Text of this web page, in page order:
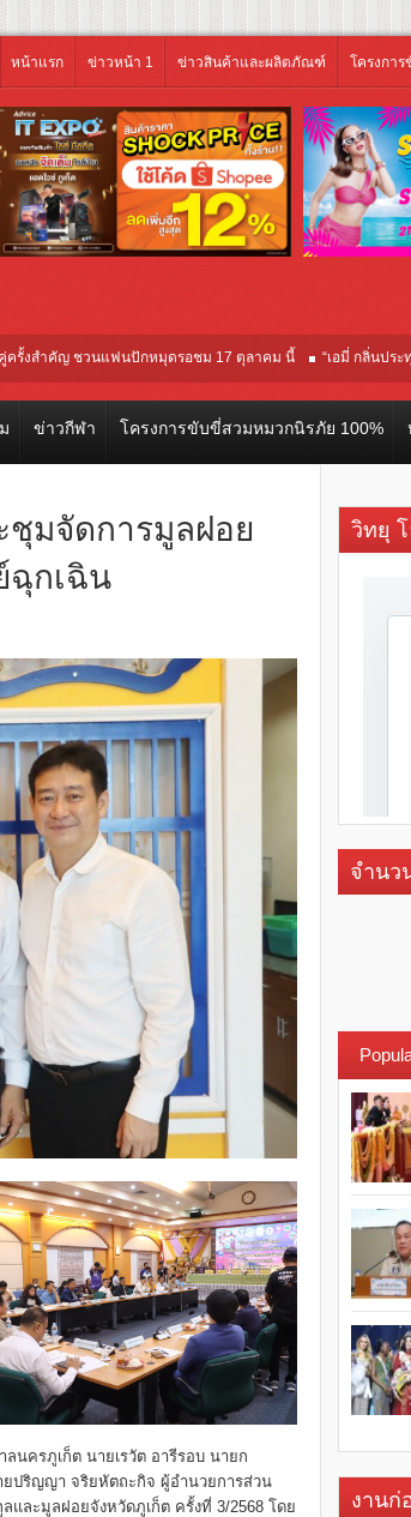
หน้าแรก ข่าวหน้า 1 ข่าวสินค้าและผลิตภัณฑ์ โครงกา
ำคัญ ชวนแฟนปักหมุดรอชม 17 ตุลาคม นี้ “เอมี่ กลิ่นประทุม” แช
มทัศน์โลก ณ เทศกาลภาพยนตร์นานาชาติโตรอนโต “จุ๋ย วรัท
ข่าวกีฬา โครงการขับขี่สวมหมวกนิรภัย 100%
ชุมจัดการมูลฝอย
ฉุกเฉิน
นครภูเก็ต นายเรวัต อารีรอบ นายก
ยปริญญา จริยหัตถะกิจ ผู้อำนวยการส่วน
ละมูลฝอยจังหวัดภูเก็ต ครั้งที่ 3/2568 โดย
วิทยุ
จำนว
งานก่